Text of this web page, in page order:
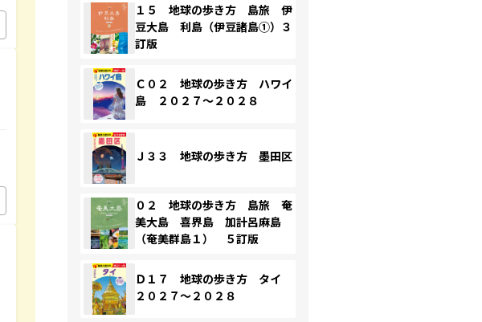
１５ 地球の歩き方 島旅 伊
豆大島 利島（伊豆諸島①）３
訂版
Ｃ０２ 地球の歩き方 ハワイ
島 ２０２７～２０２８
Ｊ３３ 地球の歩き方 墨田区
０２ 地球の歩き方 島旅 奄
美大島 喜界島 加計呂麻島
（奄美群島１） ５訂版
Ｄ１７ 地球の歩き方 タイ
２０２７～２０２８